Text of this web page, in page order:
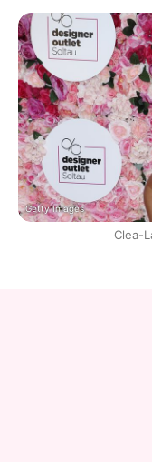
Getty Images
Clea-